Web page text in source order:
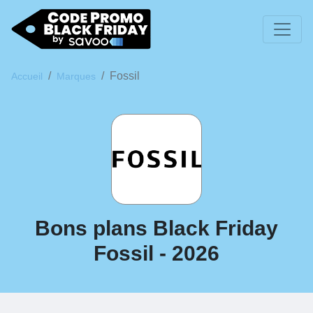
Accueil Marques Fossil
Bons plans Black Friday
Fossil - 2026